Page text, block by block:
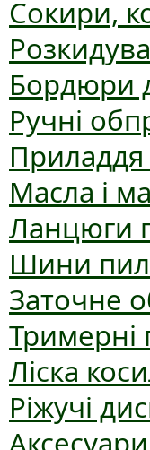
Сокири,
Бордюри
Ручні
Приладдя
Масла і
Ланцюги
Шини
Заточне
Тримерні
Ліска
Ріжучі